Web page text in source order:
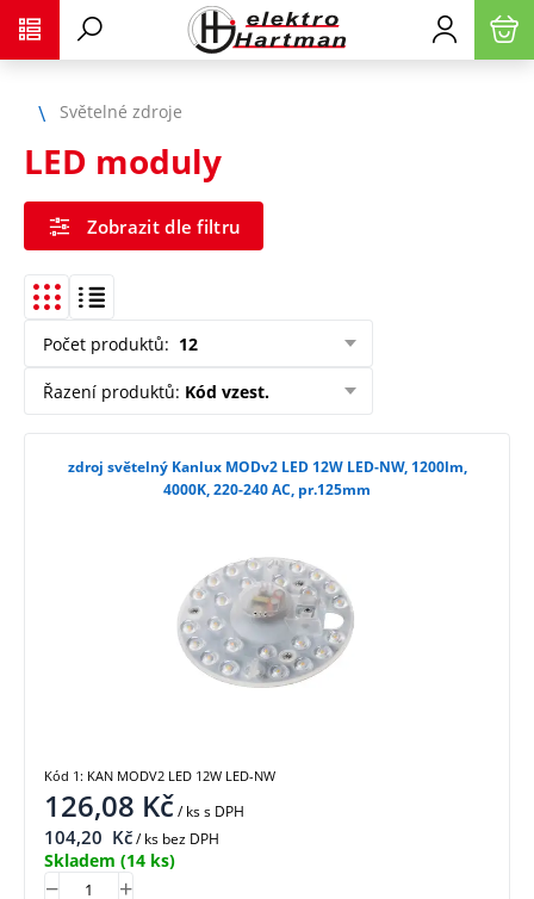
Světelné zdroje
LED moduly
Zobrazit dle filtru
Počet produktů: 12
Řazení produktů: Kód vzest.
zdroj světelný Kanlux MODv2 LED 12W LED-NW, 1200lm,
4000K, 220-240 AC, pr.125mm
126,08 Kč/ kss DPH
104,20 Kč/ ks bez DPH
Skladem (14 ks)
Kód 1: KAN MODV2 LED 12W LED-NW